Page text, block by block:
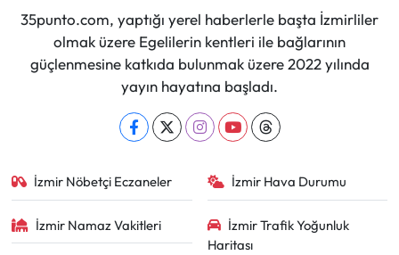
35punto.com, yaptığı yerel haberlerle başta İzmirliler
olmak üzere Egelilerin kentleri ile bağlarının
güçlenmesine katkıda bulunmak üzere 2022 yılında
yayın hayatına başladı.
İzmir Nöbetçi Eczaneler İzmir Hava Durumu
İzmir Namaz Vakitleri
İzmir Trafik Yoğunluk
Haritası